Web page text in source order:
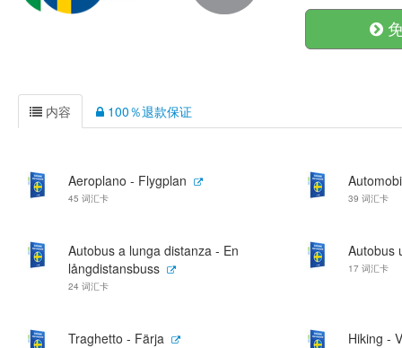
内容 100％退款保证
Aeroplano - Flygplan
45 词汇卡 39 词汇卡
Autobus a lunga distanza - En
långdistansbuss
24 词汇卡
Autobus
17 词汇卡
Traghetto - Färja Hiking -